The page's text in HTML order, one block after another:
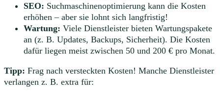
SEO: Suchmaschinenoptimierung kann die Kosten
erhöhen – aber sie lohnt sich langfristig!
Wartung: Viele Dienstleister bieten Wartungspakete
an (z. B. Updates, Backups, Sicherheit). Die Kosten
dafür liegen meist zwischen 50 und 200 € pro Monat.
Tipp: Frag nach versteckten Kosten! Manche Dienstleister
verlangen z. B. extra für: